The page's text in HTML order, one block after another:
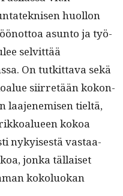
huol­lon
asun­to ja työ­
selvit­tää
On tutkit­ta­va sekä
siir­retään kokon­
laa­jen­e­misen tieltä,
kokoa
nykyis­es­tä vas­taa­
jon­ka täl­laiset
kokolu­okan